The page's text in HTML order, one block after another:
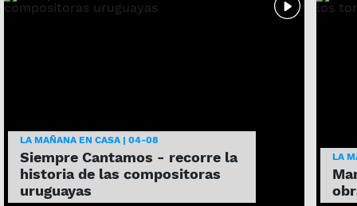
LA MAÑANA EN CASA | 04-08
Siempre Cantamos - recorre la
historia de las compositoras
uruguayas
LA